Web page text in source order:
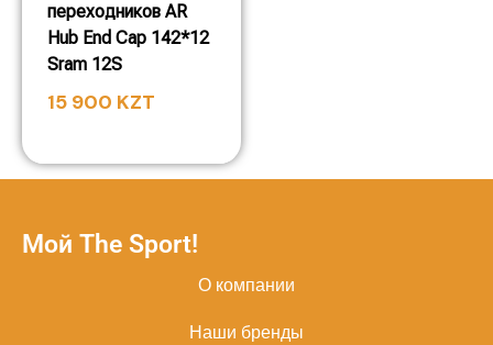
переходников AR
Hub End Cap 142*12
Sram 12S
15 900 KZT
Мой The Sport!
О компании
Наши бренды